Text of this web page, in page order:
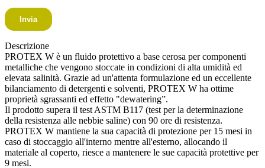
Descrizione
PROTEX W è un fluido protettivo a base cerosa per componenti
metalliche che vengono stoccate in condizioni di alta umidità ed
elevata salinità. Grazie ad un'attenta formulazione ed un eccellente
bilanciamento di detergenti e solventi, PROTEX W ha ottime
proprietà sgrassanti ed effetto "dewatering”.
Il prodotto supera il test ASTM B117 (test per la determinazione
della resistenza alle nebbie saline) con 90 ore di resistenza.
PROTEX W mantiene la sua capacità di protezione per 15 mesi in
caso di stoccaggio all'interno mentre all'esterno, allocando il
materiale al coperto, riesce a mantenere le sue capacità protettive per
9 mesi.